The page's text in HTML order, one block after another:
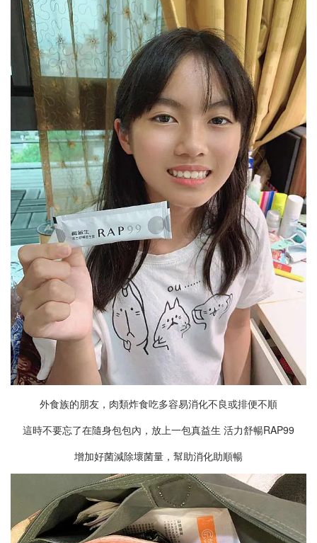
外食族的朋友，肉類炸食吃多容易消化不良或排便不順
這時不要忘了在隨身包包內， 放上一包真益生 活力舒暢RAP99
增加好菌減除壞菌量，幫助消化助順暢